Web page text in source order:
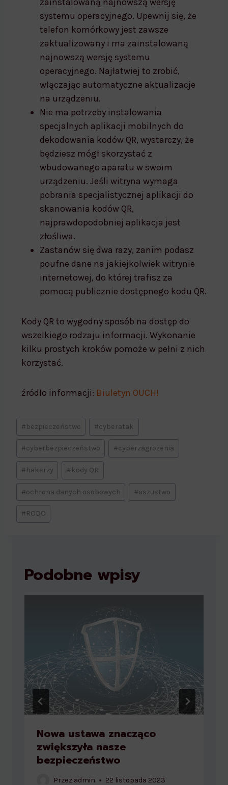
systemu operacyjnego. Upewnij się, że
telefon komórkowy jest zawsze
zaktualizowany i ma zainstalowaną
najnowszą wersję systemu
operacyjnego. Najłatwiej to zrobić,
włączając automatyczne aktualizacje
na urządzeniu.
Nie ma potrzeby instalowania
specjalnych aplikacji mobilnych do
dekodowania kodów QR, wystarczy, że
będziesz mógł skorzystać z
wbudowanego aparatu w swoim
urządzeniu. Jeśli witryna wymaga
pobrania specjalistycznej aplikacji do
skanowania kodów QR,
najprawdopodobniej aplikacja jest
złośliwa.
Zastanów się dwa razy, zanim podasz
poufne dane na jakiejkolwiek witrynie
internetowej, do której trafisz za
pomocą publicznie dostępnego kodu QR.
Kody QR to wygodny sposób na dostęp do
wszelkiego rodzaju informacji. Wykonanie
kilku prostych kroków pomoże w pełni z nich
korzystać.
źródło informacji: Biuletyn OUCH!
#bezpieczeństwo #cyberatak
#cyberbezpieczeństwo #cyberzagrożenia
#hakerzy #kody QR
#ochrona danych osobowych #oszustwo
#RODO
Podobne wpisy
Nowa ustawa znacząco
zwiększyła nasze
bezpieczeństwo
Przez admin 22 listopada 2023